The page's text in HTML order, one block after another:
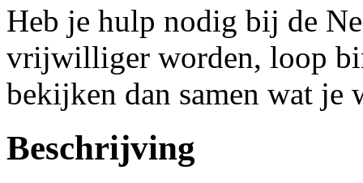
Heb je hulp nodig bij de
vrijwilliger worden, loop
bekijken dan samen wat je
Beschrijving